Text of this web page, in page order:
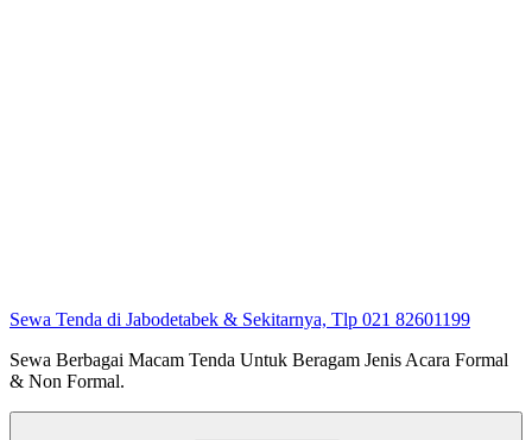
Sewa Tenda di Jabodetabek & Sekitarnya, Tlp 021 82601199
Sewa Berbagai Macam Tenda Untuk Beragam Jenis Acara Formal
& Non Formal.